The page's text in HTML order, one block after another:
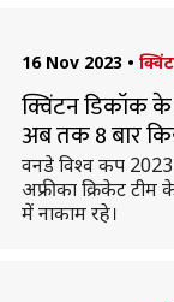
16 Nov 2023 •
क्विंटन डिकॉक
अब तक 8 बार
वनडे विश्व कप
अफ्रीका क्रिकेट
में नाकाम रहे।